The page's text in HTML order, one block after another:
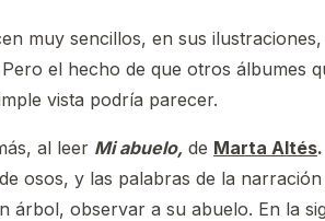
muy sencillos, en sus
el hecho de que otros álbumes
vista podría parecer.
al leer Mi abuelo, de Marta Altés.
osos, y las palabras de la
árbol, observar a su abuelo. En la